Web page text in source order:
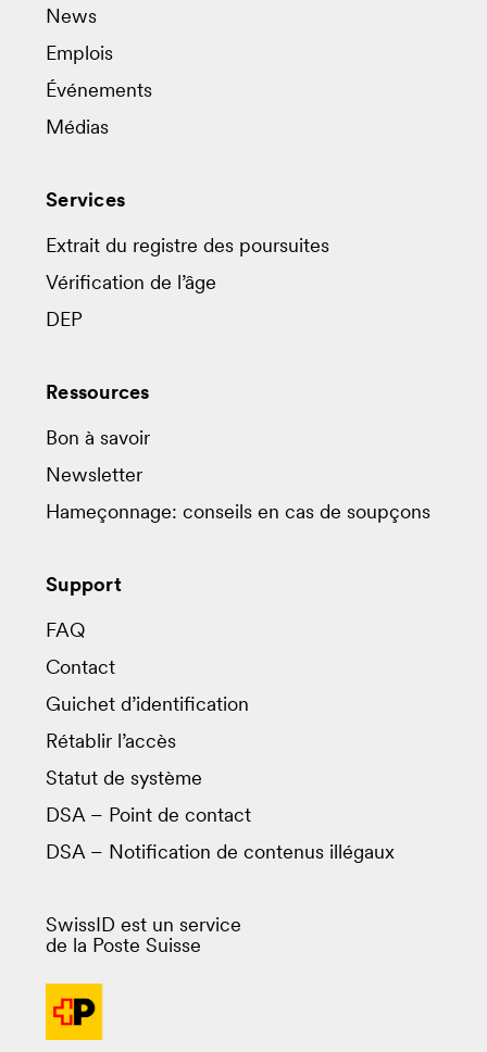
News
Emplois
Événements
Médias
Services
Extrait du registre des poursuites
Vérification de l’âge
DEP
Ressources
Bon à savoir
Newsletter
Hameçonnage: conseils en cas de soupçons
Support
FAQ
Contact
Guichet d’identification
Rétablir l’accès
Statut de système
DSA – Point de contact
DSA – Notification de contenus illégaux
SwissID est un service
de la Poste Suisse